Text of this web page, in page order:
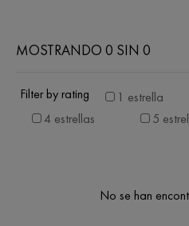
MOSTRANDO 0 SIN 0
Filter by rating 1 estrella
4 estrellas
5
No se han